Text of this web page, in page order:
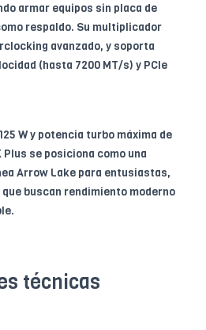
armar equipos sin placa de
respaldo. Su multiplicador
avanzado, y soporta
(hasta 7200 MT/s) y PCIe
W y potencia turbo máxima de
Plus se posiciona como una
Arrow Lake para entusiastas,
buscan rendimiento moderno
técnicas